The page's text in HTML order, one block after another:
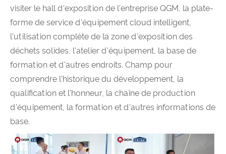
visiter le hall d'exposition de l'entreprise QGM, la plate-
forme de service d'équipement cloud intelligent,
l'utilisation complète de la zone d'exposition des
déchets solides, l'atelier d'équipement, la base de
formation et d'autres endroits. Champ pour
comprendre l'historique du développement, la
qualification et l'honneur, la chaîne de production
d'équipement, la formation et d'autres informations de
base.